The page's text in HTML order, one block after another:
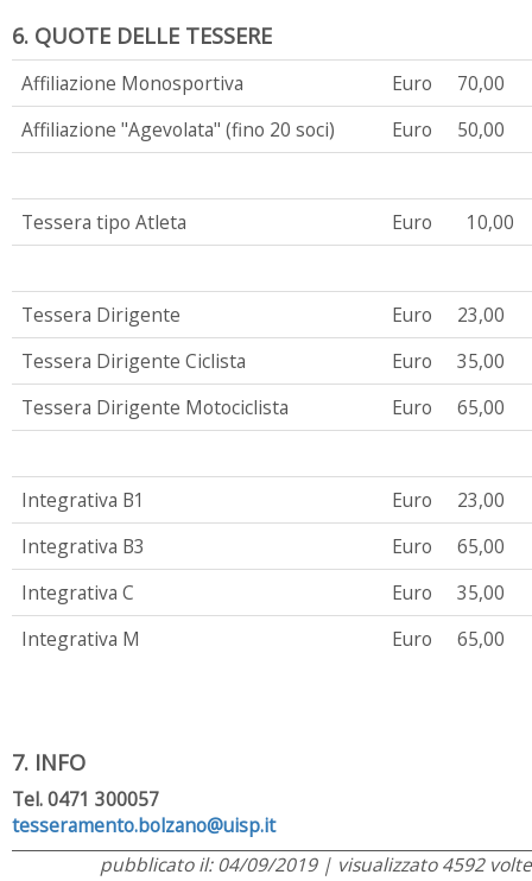
6. QUOTE DELLE TESSERE
Affiliazione Monosportiva Euro
70,00
Affiliazione "Agevolata" (fino 20 soci)
Euro 50,00
Tessera tipo Atleta Euro 10,00
Tessera Dirigente Euro
23,00
Tessera Dirigente Ciclista
Euro
35,00
Tessera Dirigente Motociclista
Euro 65,00
Integrativa B1 Euro
23,00
Integrativa B3
Euro
65,00
Integrativa C
Euro
35,00
Integrativa M
Euro 65,00
7. INFO
Tel. 0471 300057
tesseramento.bolzano@uisp.it
pubblicato il: 04/09/2019 | visualizzato 4592 volte